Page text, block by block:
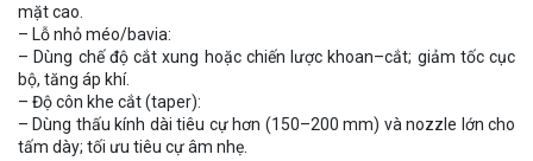
mặt cao.
– Lỗ nhỏ méo/bavia:
– Dùng chế độ cắt xung hoặc chiến lược khoan–cắt; giảm tốc cục
bộ, tăng áp khí.
– Độ côn khe cắt (taper):
– Dùng thấu kính dài tiêu cự hơn (150–200 mm) và nozzle lớn cho
tấm dày; tối ưu tiêu cự âm nhẹ.